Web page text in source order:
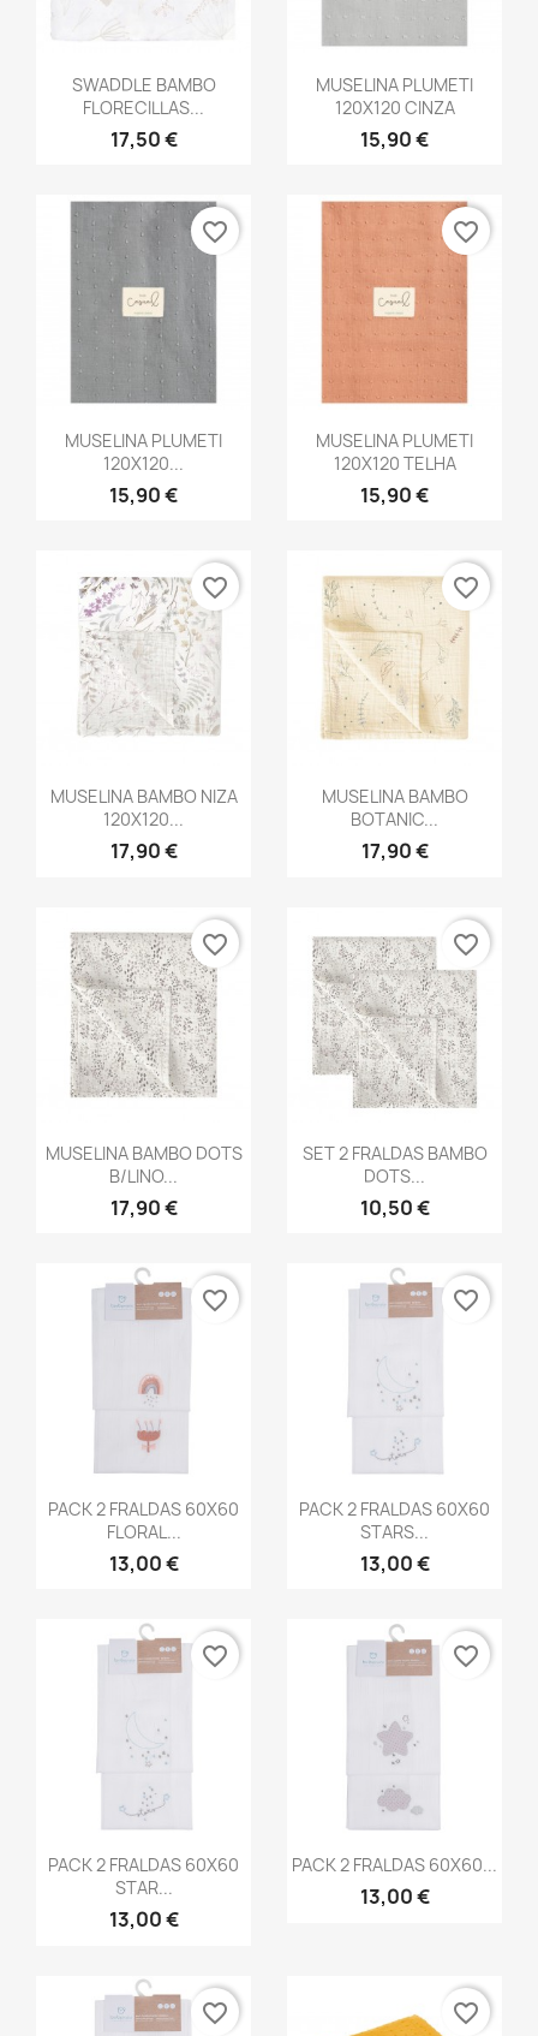
Vista rápida
SWADDLE BAMBO
FLORECILLAS...
17,50 €
Vista rápida
MUSELINA PLUMETI
120X120 CINZA
15,90 €
Vista rápida
MUSELINA PLUMETI
120X120...
15,90 €
favorite_border
Vista rápida
MUSELINA PLUMETI
120X120 TELHA
15,90 €
favorite_border
Vista rápida
MUSELINA BAMBO NIZA
120X120...
17,90 €
favorite_border
Vista rápida
MUSELINA BAMBO
BOTANIC...
17,90 €
favorite_border
 Vista rápida
MUSELINA BAMBO DOTS
B/LINO...
17,90 €
favorite_border
Vista rápida
SET 2 FRALDAS BAMBO
DOTS...
10,50 €
favorite_border
Vista rápida
PACK 2 FRALDAS 60X60
FLORAL...
13,00 €
favorite_border
Vista rápida
PACK 2 FRALDAS 60X60
STARS...
13,00 €
favorite_border
Vista rápida
PACK 2 FRALDAS 60X60
STAR...
13,00 €
favorite_border
Vista rápida
PACK 2 FRALDAS 60X60...
13,00 €
favorite_border
favorite_border favorite_border